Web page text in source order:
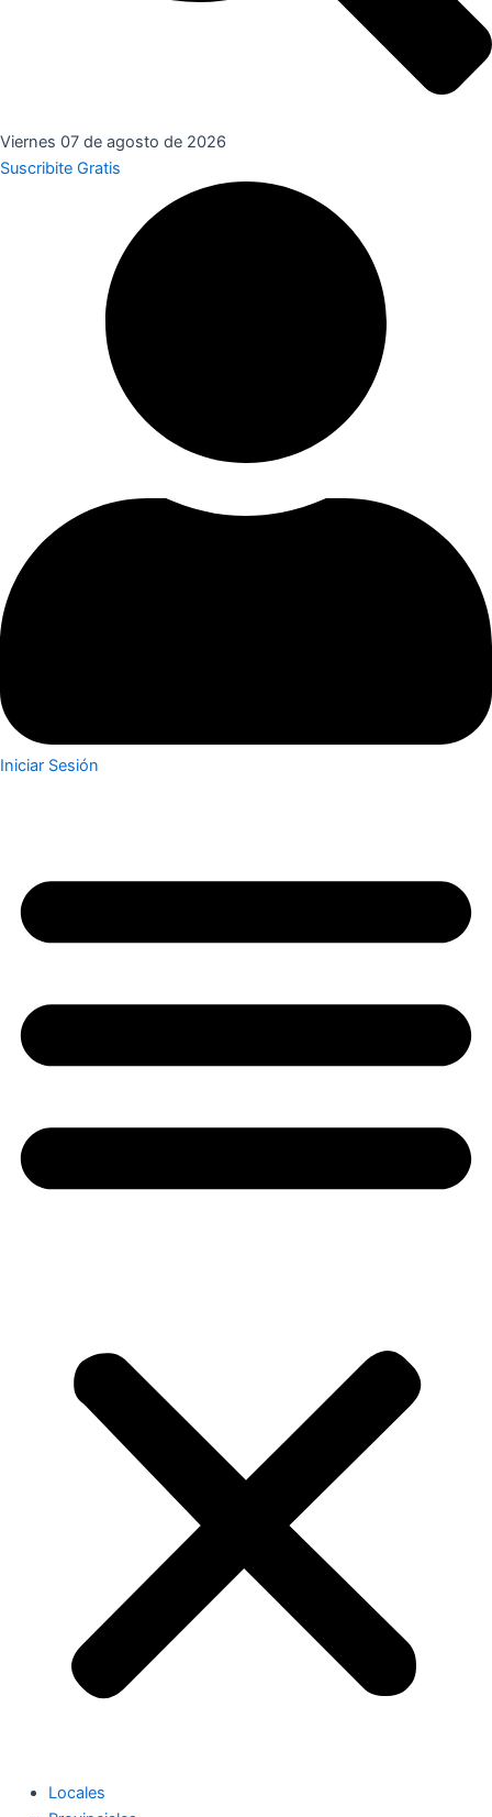
Viernes 07 de agosto de 2026
Suscribite Gratis
Iniciar Sesión
Locales